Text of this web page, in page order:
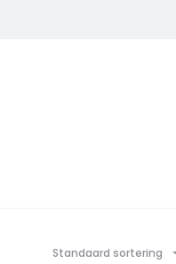
Standaard sortering